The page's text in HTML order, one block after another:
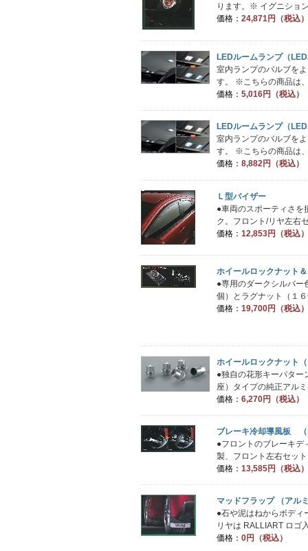
ります。※ イグニショ
価格： 24,871円（税込）
LEDルームランプ（
室内ランプのバルブを
す。 ※こちらの商品は
価格： 5,016円（税込）
LEDルームランプ（
室内ランプのバルブを
す。 ※こちらの商品は
価格： 8,882円（税込）
Ｌ型バイザー
●車両のスポーティさを
ク。フロント/リヤ左右
価格： 12,853円（税込）
ホイールロックナット
●専用のダークシルバー
個）とラグナット（１
価格： 19,700円（税込）
ホイールロックナット
●独自の花形キーパタ
座）タイプの純正アル
価格： 6,270円（税込）
ブレーキ冷却導風板
●フロントのブレーキデ
製、フロント左右セッ
価格： 13,585円（税込）
マッドフラップ （アル
●石や泥はねからボディ
リヤは RALLIART ロゴ
価格： 0円（税込）